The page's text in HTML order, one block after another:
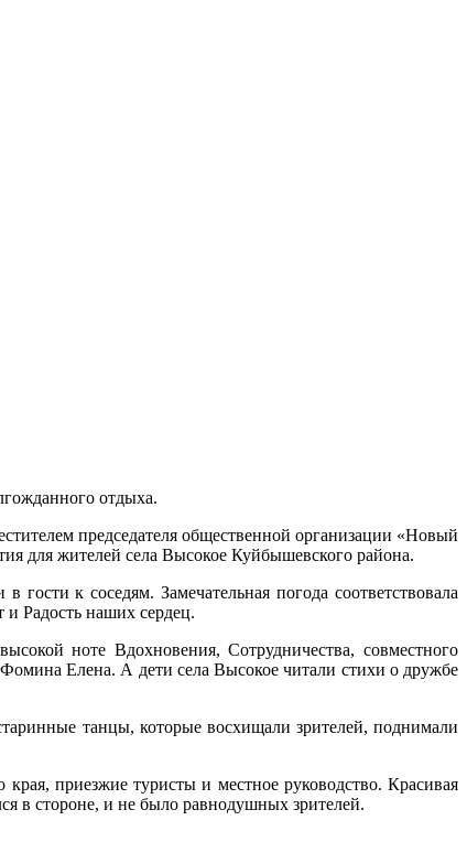
отдыха.
председателя общественной организации «Новый
для жителей села Высокое Куйбышевского района.
к соседям. Замечательная погода соответствовала
Радость наших сердец.
ноте Вдохновения, Сотрудничества, совместного
Елена. А дети села Высокое читали стихи о дружбе
танцы, которые восхищали зрителей, поднимали
приезжие туристы и местное руководство. Красивая
в стороне, и не было равнодушных зрителей.